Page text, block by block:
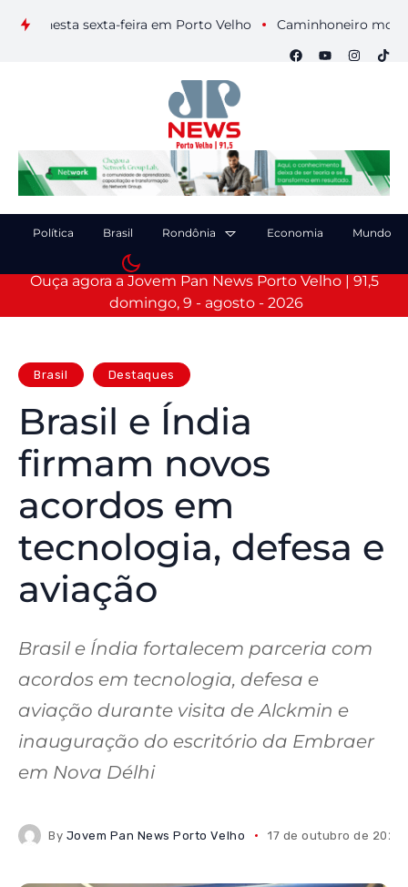
nesta sexta-feira em Porto Velho Caminhoneiro morre
Política Brasil Rondônia Economia Mundo
Ouça agora a Jovem Pan News Porto Velho | 91,5
domingo, 9 - agosto - 2026
Brasil Destaques
Brasil e Índia
firmam novos
acordos em
tecnologia, defesa e
aviação
Brasil e Índia fortalecem parceria com
acordos em tecnologia, defesa e
aviação durante visita de Alckmin e
inauguração do escritório da Embraer
em Nova Délhi
By Jovem Pan News Porto Velho 17 de outubro de 2025